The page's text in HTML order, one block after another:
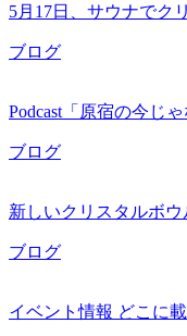
5月17日、サウナでク
ブログ
Podcast「原宿の今じ
ブログ
新しいクリスタルボ
ブログ
イベント情報 どこに